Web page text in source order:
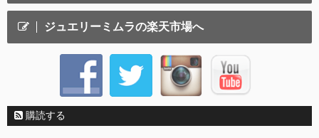
ジュエリーミムラの楽天市場へ
購読する